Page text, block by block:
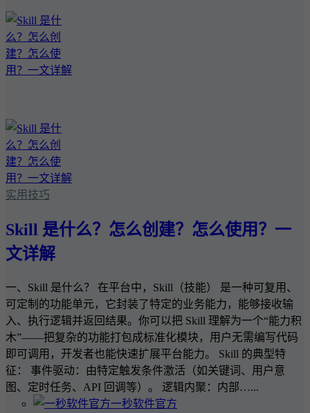
实用技巧
Skill 是什么？怎么创建？怎么使用？一
文详解
一、Skill 是什么？ 在平台中，Skill（技能） 是一种可复用、
可定制的功能单元，它封装了特定的业务能力，能够接收输
入、执行逻辑并返回结果。你可以把 Skill 理解为一个“能力积
木”——把复杂的功能打包成标准化模块，用户无需编写代码
即可调用，开发者也能快速扩展平台能力。 Skill 的典型特
征： 事件驱动：由特定触发条件激活（如关键词、用户意
图、定时任务、API 回调等）。 逻辑内聚：内部…...
一秒软件官方